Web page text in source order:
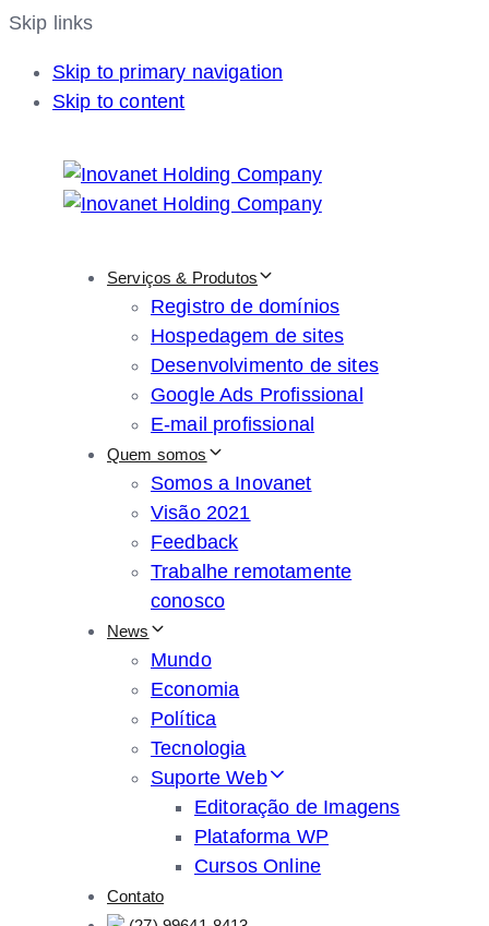
Skip links
Skip to primary navigation
Skip to content
Serviços & Produtos
Registro de domínios
Hospedagem de sites
Desenvolvimento de sites
Google Ads Profissional
E-mail profissional
Quem somos
Somos a Inovanet
Visão 2021
Feedback
Trabalhe remotamente
conosco
News
Mundo
Economia
Política
Tecnologia
Suporte Web
Editoração de Imagens
Plataforma WP
Cursos Online
Contato